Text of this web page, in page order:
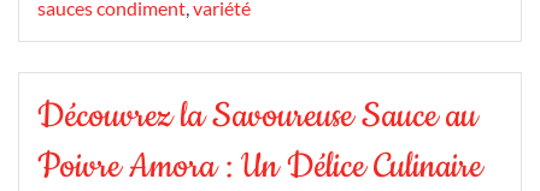
sauces condiment,variété
Découvrez la Savoureuse Sauce au
Poivre Amora : Un Délice Culinaire